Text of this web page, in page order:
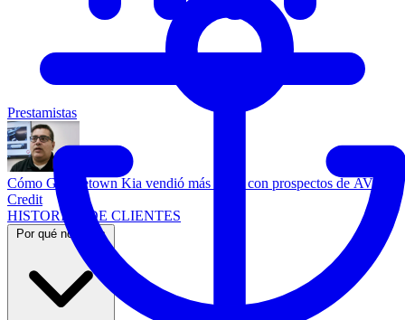
Prestamistas
Cómo Georgetown Kia vendió más autos con prospectos de AVA
Credit
HISTORIAS DE CLIENTES
Por qué nosotros